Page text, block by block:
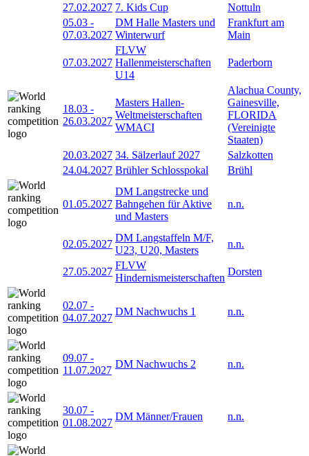
27.02.2027 7. Kids Cup
Nottuln
05.03 -
07.03.2027
DM Halle Masters und
Winterwurf
Frankfurt am
Main
07.03.2027
FLVW
Hallenmeisterschaften
U14
Paderborn
18.03 -
26.03.2027
Masters Hallen-
Weltmeisterschaften
WMACI
Alachua County,
Gainesville,
FLORIDA
(Vereinigte
Staaten)
20.03.2027 34. Sälzerlauf 2027
Salzkotten
24.04.2027 Brühler Schlosspokal Brühl
01.05.2027
DM Langstrecke und
Bahngehen für Aktive
und Masters
n.n.
02.05.2027
DM Langstaffeln M/F,
U23, U20, Masters
n.n.
27.05.2027
FLVW
Hindernismeisterschaften
Dorsten
02.07 -
04.07.2027
DM Nachwuchs 1 n.n.
09.07 -
11.07.2027
DM Nachwuchs 2 n.n.
30.07 -
01.08.2027
DM Männer/Frauen n.n.